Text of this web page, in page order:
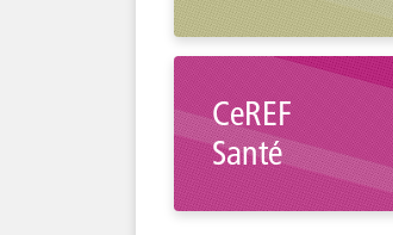
CeREF
Santé